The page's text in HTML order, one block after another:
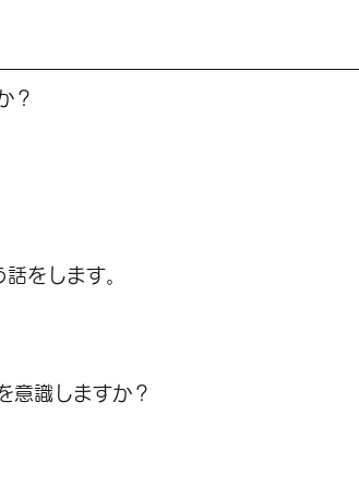
？
をします。
意識しますか？